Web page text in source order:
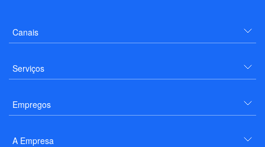
Canais
Serviços
Empregos
A Empresa